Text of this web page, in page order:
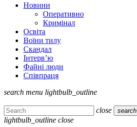
Новини
Оперативно
Кримінал
Освіта
Воїни тилу
Скандал
Інтерв’ю
Файні люди
Співпраця
search menu lightbulb_outline
close search
lightbulb_outline close